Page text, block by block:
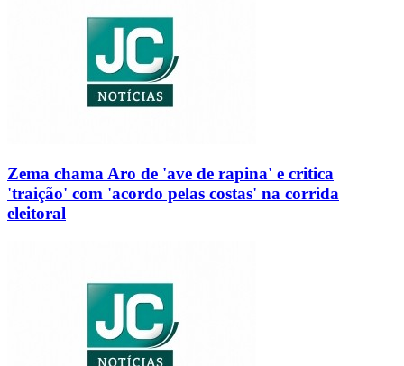
Zema chama Aro de 'ave de rapina' e critica
'traição' com 'acordo pelas costas' na corrida
eleitoral